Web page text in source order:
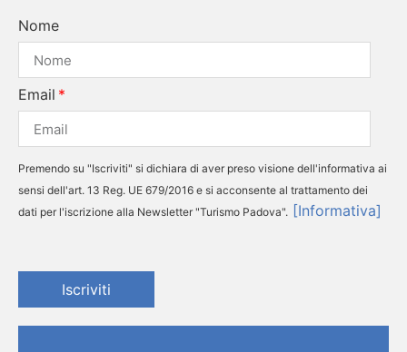
Nome
Email
Premendo su "Iscriviti" si dichiara di aver preso visione dell'informativa ai
sensi dell'art. 13 Reg. UE 679/2016 e si acconsente al trattamento dei
dati per l'iscrizione alla Newsletter "Turismo Padova". [Informativa]
Iscriviti